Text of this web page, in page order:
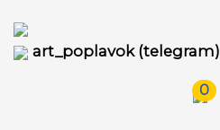
art_poplavok (telegram)
0